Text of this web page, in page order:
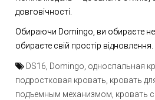
довговічності.
Обираючи Domingo, ви обираєте
обираєте свій простір відновлення.
DS16, Domingo, односпальная
подростковая кровать, кровать
подъемным механизмом, кровать